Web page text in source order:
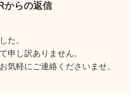
からの返信
た。
申し訳ありません。
気軽にご連絡くださいませ。